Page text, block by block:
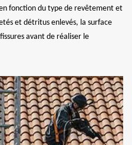
fonction du type de revêtement et
et détritus enlevés, la surface
avant de réaliser le